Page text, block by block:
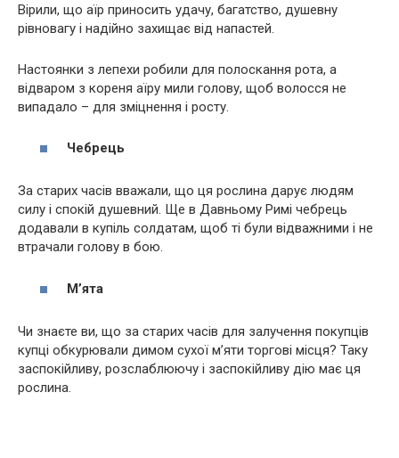
Вірили, що аїр приносить удачу, багатство, душевну
рівновагу і надійно захищає від напастей.
Настоянки з лепехи робили для полоскання рота, а
відваром з кореня аїру мили голову, щоб волосся не
випадало – для зміцнення і росту.
Чебрець
За старих часів вважали, що ця рослина дарує людям
силу і спокій душевний. Ще в Давньому Римі чебрець
додавали в купіль солдатам, щоб ті були відважними і не
втрачали голову в бою.
М’ята
Чи знаєте ви, що за старих часів для залучення покупців
купці обкурювали димом сухої м’яти торгові місця? Таку
заспокійливу, розслаблюючу і заспокійливу дію має ця
рослина.